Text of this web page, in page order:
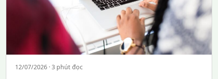
12/07/2026 · 3 phút đọc